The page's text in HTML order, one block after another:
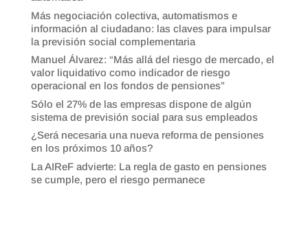
Más negociación colectiva, automatismos e
información al ciudadano: las claves para impulsar
la previsión social complementaria
Manuel Álvarez: “Más allá del riesgo de mercado, el
valor liquidativo como indicador de riesgo
operacional en los fondos de pensiones”
Sólo el 27% de las empresas dispone de algún
sistema de previsión social para sus empleados
¿Será necesaria una nueva reforma de pensiones
en los próximos 10 años?
La AIReF advierte: La regla de gasto en pensiones
se cumple, pero el riesgo permanece